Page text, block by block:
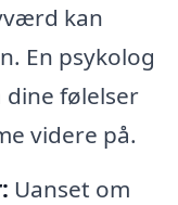
kan
En psykolog
følelser
videre på.
Uanset om